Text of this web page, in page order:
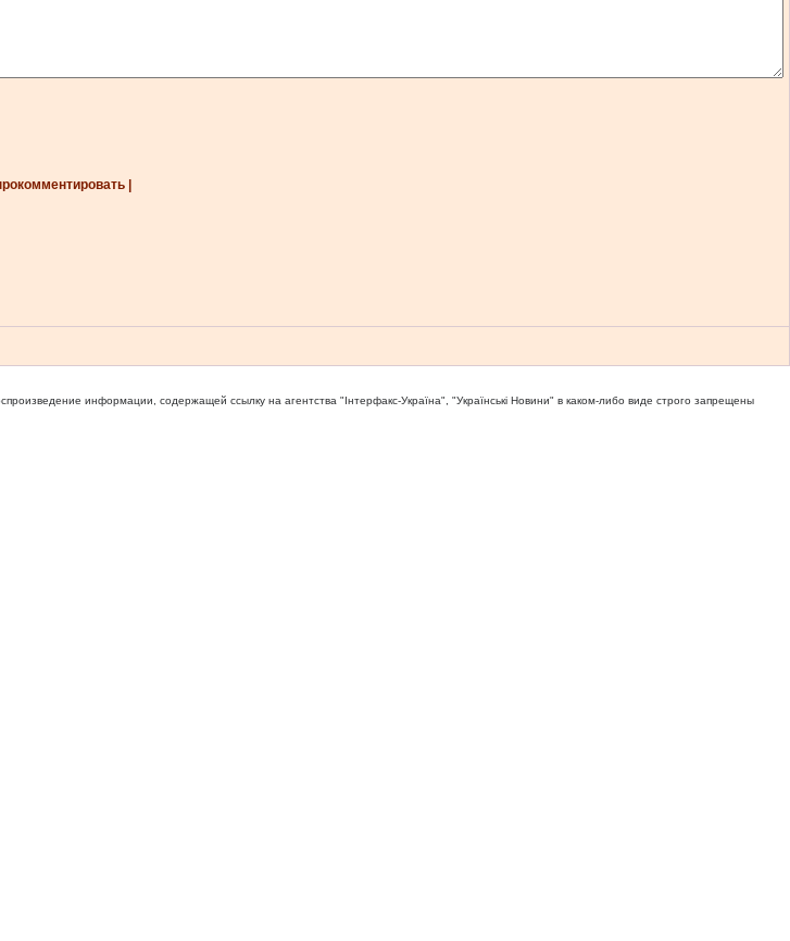
|
информации, содержащей ссылку на агентства "Iнтерфакс-Україна", "Українськi Новини" в каком-либо виде строго запрещены